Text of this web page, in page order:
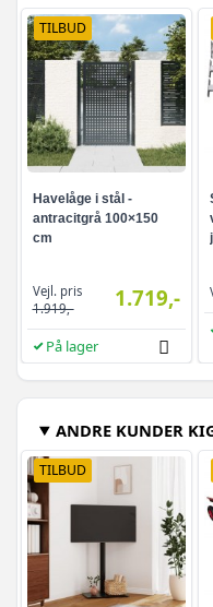
TILBUD
Havelåge i stål -
antracitgrå 100×150
cm
Vejl. pris
1.919,-
1.719,-
På lager
ANDRE KUNDER
TILBUD